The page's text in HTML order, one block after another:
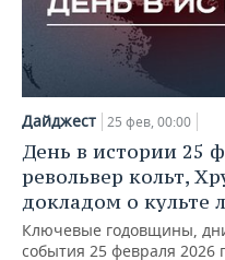
ВОЛЕЙБОЛ
КИБЕРСПОРТ
ФИГУРНОЕ КАТАНИЕ
ВОДНЫЕ ВИДЫ
ХОККЕЙ С МЯЧОМ
ИСТОРИЯ
КУЛЬТУРА
МЕДИЦИНА
ОБРАЗОВАНИЕ
ПРОИСШЕСТВИЯ
СПИСОК ПЕРСОН
СПИСОК КОМПАНИЙ
ПОЛНАЯ ВЕРСИЯ
Дайджест 25 фев, 00:00
День в истории 25
револьвер кольт,
докладом о культе
Ключевые годовщины,
события 25 февраля 2026